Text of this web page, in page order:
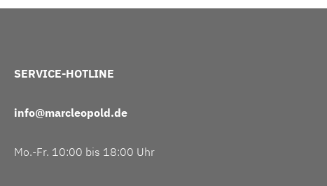
SERVICE-HOTLINE
info@marcleopold.de
Mo.-Fr. 10:00 bis 18:00 Uhr